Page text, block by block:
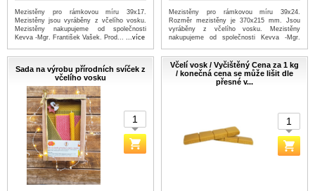
Mezistěny pro rámkovou míru 39x17.
Mezistěny jsou vyráběny z včelího vosku.
Mezistěny nakupujeme od společnosti
Kevva -Mgr. František Vašek. Prod... ...více
Mezistěny pro rámkovou míru 39x24.
Rozměr mezistěny je 370x215 mm. Jsou
vyráběny z včelího vosku. Mezistěny
nakupujeme od společnosti Kevva -Mgr.
Sada na výrobu přírodních svíček z
včelího vosku
Včelí vosk / Vyčištěný Cena za 1 kg
/ konečná cena se může lišit dle
přesné v...